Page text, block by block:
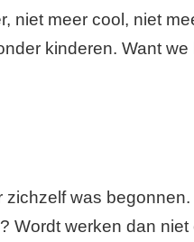
niet meer cool, niet
kinderen. Want we
was begonnen.
Wordt werken dan